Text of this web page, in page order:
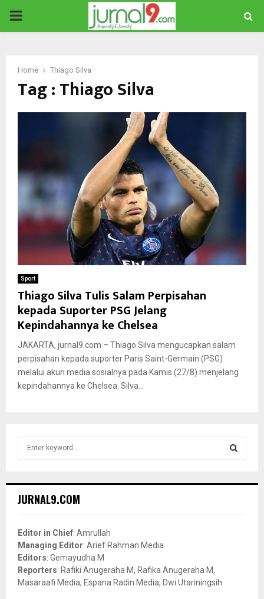
PRIMARY
Home Thiago Silva
Tag : Thiago Silva
Sport
Thiago Silva Tulis Salam Perpisahan
kepada Suporter PSG Jelang
Kepindahannya ke Chelsea
JAKARTA, jurnal9.com – Thiago Silva mengucapkan salam
perpisahan kepada suporter Paris Saint-Germain (PSG)
melalui akun media sosialnya pada Kamis (27/8) menjelang
kepindahannya ke Chelsea. Silva...
h
o
r
:
JURNAL9.COM
Editor in Chief: Amrullah
Managing Editor: Arief Rahman Media
Editors: Gemayudha M
Reporters: Rafiki Anugeraha M, Rafika Anugeraha M,
Masaraafi Media, Espana Radin Media, Dwi Utariningsih